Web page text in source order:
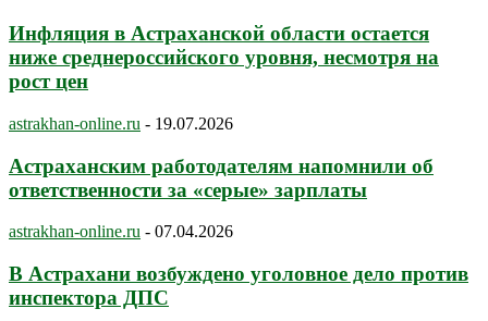
Инфляция в Астраханской области остается
ниже среднероссийского уровня, несмотря на
рост цен
astrakhan-online.ru - 19.07.2026
Астраханским работодателям напомнили об
ответственности за «серые» зарплаты
astrakhan-online.ru - 07.04.2026
В Астрахани возбуждено уголовное дело против
инспектора ДПС